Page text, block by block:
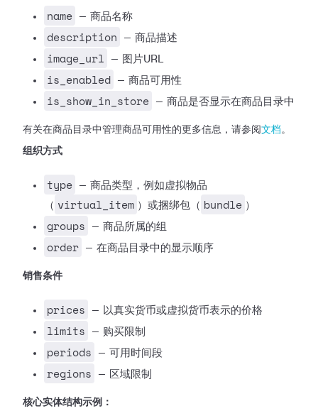
name — 商品名称
description — 商品描述
image_url — 图片URL
is_enabled — 商品可用性
is_show_in_store — 商品是否显示在商品目录中
有关在商品目录中管理商品可用性的更多信息，请参阅 文档。
组织方式
type
— 商品类型，例如虚拟物品
（ virtual_item ）或捆绑包（ bundle ）
groups — 商品所属的组
order — 在商品目录中的显示顺序
销售条件
prices — 以真实货币或虚拟货币表示的价格
limits — 购买限制
periods — 可用时间段
regions — 区域限制
核心实体结构示例：